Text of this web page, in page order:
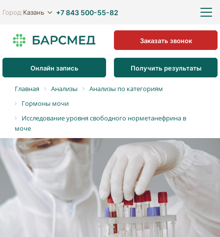
Город:Казань +7 843 500-55-82
Онлайн запись Получить результаты
Заказать звонок
Главная Анализы
Анализы по категориям
Гормоны мочи
Исследование уровня свободного норметанефрина в
моче